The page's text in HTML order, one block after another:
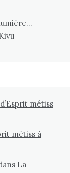
métiss
métiss à
La